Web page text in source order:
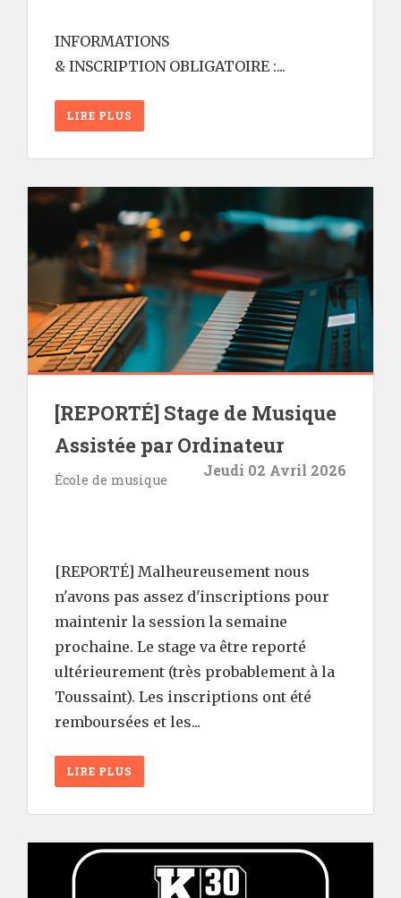
INFORMATIONS
& INSCRIPTION OBLIGATOIRE :...
LIRE PLUS
[REPORTÉ] Stage de Musique
Assistée par Ordinateur
École de musique
Jeudi 02 Avril 2026
[REPORTÉ] Malheureusement nous
n'avons pas assez d'inscriptions pour
maintenir la session la semaine
prochaine. Le stage va être reporté
ultérieurement (très probablement à la
Toussaint). Les inscriptions ont été
remboursées et les...
LIRE PLUS